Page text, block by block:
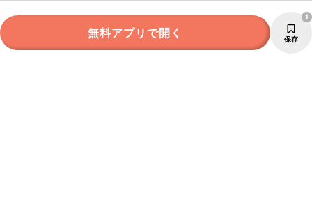
無料アプリで開く 保存
1